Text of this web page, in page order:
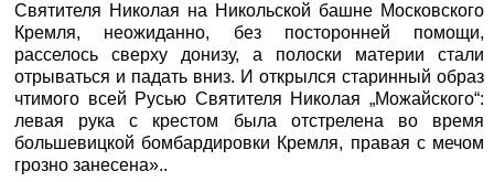
Святителя Николая на Никольской башне Московского
Кремля, неожиданно, без посторонней помощи,
расселось сверху донизу, а полоски материи стали
отрываться и падать вниз. И открылся старинный образ
чтимого всей Русью Святителя Николая „Можайского“:
левая рука с крестом была отстрелена во время
большевицкой бомбардировки Кремля, правая с мечом
грозно занесена»..